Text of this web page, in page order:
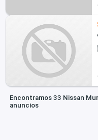
Encontramos 33 Nissan
anuncios